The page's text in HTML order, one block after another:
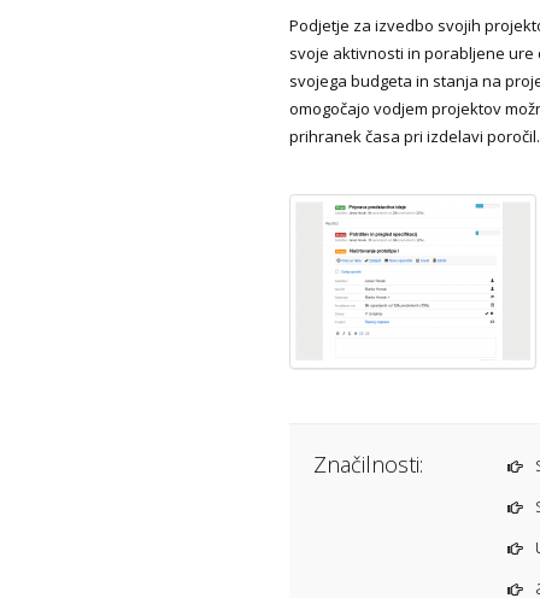
Podjetje za izvedbo svojih
svoje aktivnosti in porabljene
svojega budgeta in stanja na
omogočajo vodjem projektov
prihranek časa pri izdelavi poročil.
Značilnosti: